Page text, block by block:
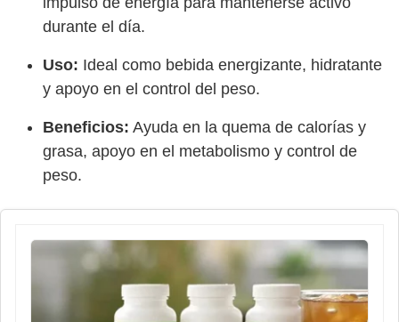
durante el día.
Uso: Ideal como bebida energizante, hidratante
y apoyo en el control del peso.
Beneficios: Ayuda en la quema de calorías y
grasa, apoyo en el metabolismo y control de
peso.